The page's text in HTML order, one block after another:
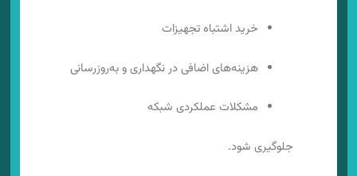
خرید اشتباه تجهیزات
هزینه‌های اضافی در نگهداری و به‌روزرسانی
مشکلات عملکردی شبکه
جلوگیری شود.